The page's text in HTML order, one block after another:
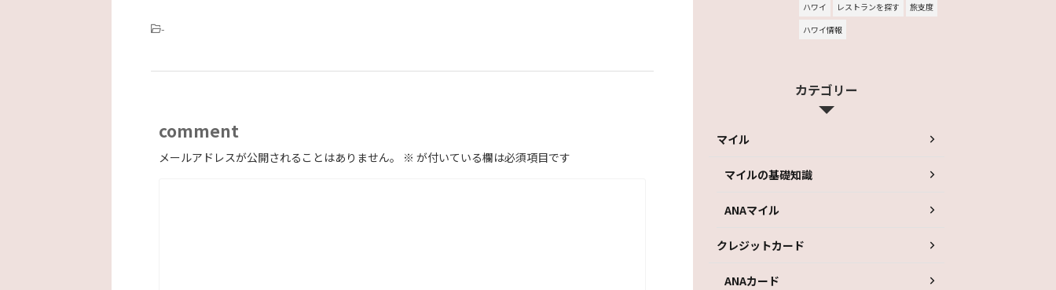
-
comment
メールアドレスが公開されることはありません。 ※ が付いている欄は必須項目です
ハワイ レストランを探す
旅支度
ハワイ情報
カテゴリー
マイル
マイルの基礎知識
ANAマイル
クレジットカード
ANAカード